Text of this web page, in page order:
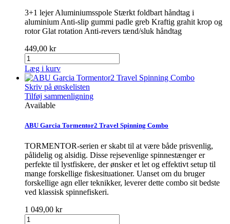
3+1 lejer Aluminiumsspole Stærkt foldbart håndtag i
aluminium Anti-slip gummi padle greb Kraftig grahit krop og
rotor Glat rotation Anti-revers tænd/sluk håndtag
449,00 kr
Læg i kurv
Skriv på ønskelisten
Tilføj sammenligning
Available
ABU Garcia Tormentor2 Travel Spinning Combo
TORMENTOR-serien er skabt til at være både prisvenlig,
pålidelig og alsidig. Disse rejsevenlige spinnestænger er
perfekte til lystfiskere, der ønsker et let og effektivt setup til
mange forskellige fiskesituationer. Uanset om du bruger
forskellige agn eller teknikker, leverer dette combo sit bedste
ved klassisk spinnefiskeri.
1 049,00 kr